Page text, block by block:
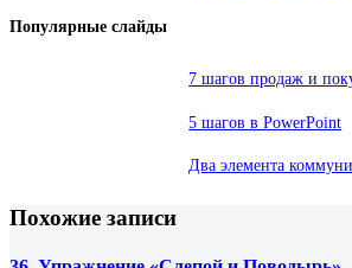
Популярные слайды
7 шагов продаж и
5 шагов в PowerPoint
Два элемента
Похожие записи